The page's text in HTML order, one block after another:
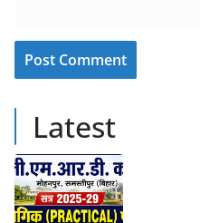
Latest